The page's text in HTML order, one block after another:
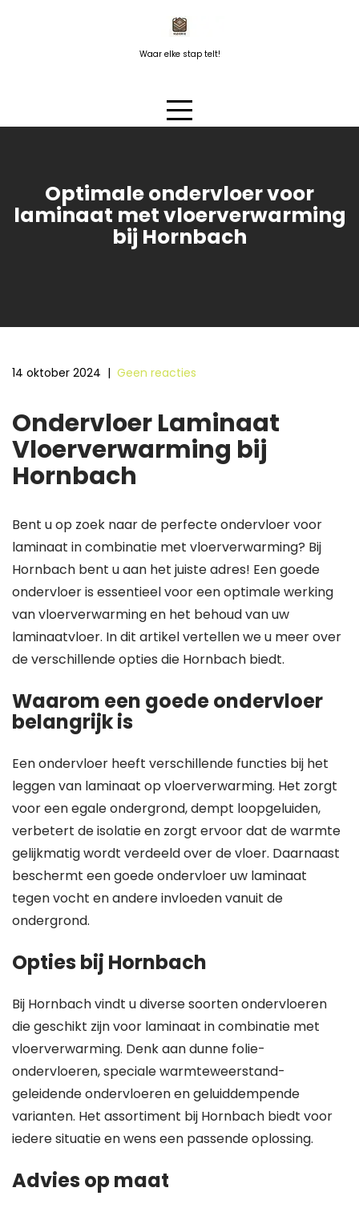
Waar elke stap telt!
Optimale ondervloer voor
laminaat met vloerverwarming
bij Hornbach
14 oktober 2024 | Geen reacties
Ondervloer Laminaat
Vloerverwarming bij
Hornbach
Bent u op zoek naar de perfecte ondervloer voor
laminaat in combinatie met vloerverwarming? Bij
Hornbach bent u aan het juiste adres! Een goede
ondervloer is essentieel voor een optimale werking
van vloerverwarming en het behoud van uw
laminaatvloer. In dit artikel vertellen we u meer over
de verschillende opties die Hornbach biedt.
Waarom een goede ondervloer
belangrijk is
Een ondervloer heeft verschillende functies bij het
leggen van laminaat op vloerverwarming. Het zorgt
voor een egale ondergrond, dempt loopgeluiden,
verbetert de isolatie en zorgt ervoor dat de warmte
gelijkmatig wordt verdeeld over de vloer. Daarnaast
beschermt een goede ondervloer uw laminaat
tegen vocht en andere invloeden vanuit de
ondergrond.
Opties bij Hornbach
Bij Hornbach vindt u diverse soorten ondervloeren
die geschikt zijn voor laminaat in combinatie met
vloerverwarming. Denk aan dunne folie-
ondervloeren, speciale warmteweerstand-
geleidende ondervloeren en geluiddempende
varianten. Het assortiment bij Hornbach biedt voor
iedere situatie en wens een passende oplossing.
Advies op maat